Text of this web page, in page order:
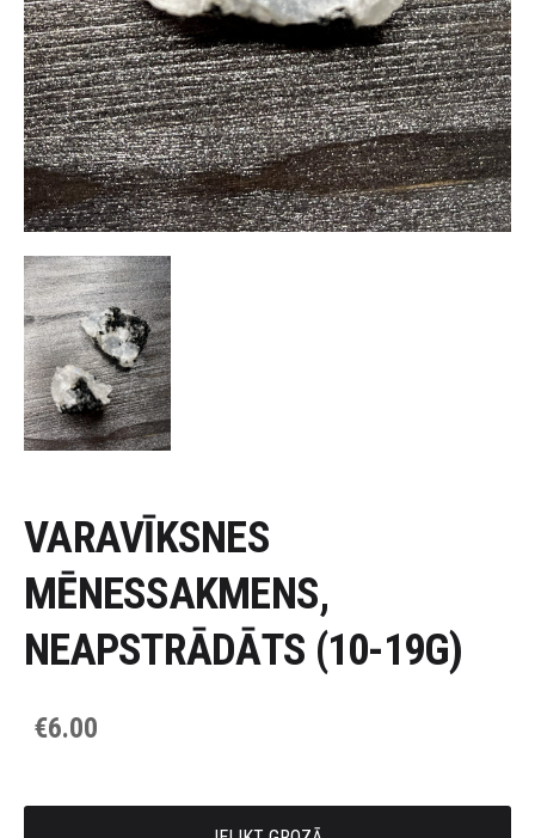
VARAVĪKSNES
MĒNESSAKMENS,
NEAPSTRĀDĀTS (10-19G)
€6.00